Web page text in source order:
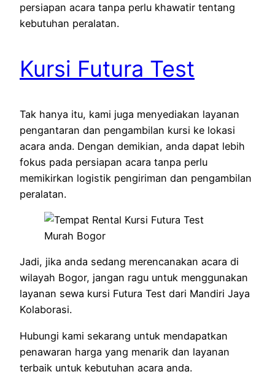
persiapan acara tanpa perlu khawatir tentang
kebutuhan peralatan.
Kursi Futura Test
Tak hanya itu, kami juga menyediakan layanan
pengantaran dan pengambilan kursi ke lokasi
acara anda. Dengan demikian, anda dapat lebih
fokus pada persiapan acara tanpa perlu
memikirkan logistik pengiriman dan pengambilan
peralatan.
Jadi, jika anda sedang merencanakan acara di
wilayah Bogor, jangan ragu untuk menggunakan
layanan sewa kursi Futura Test dari Mandiri Jaya
Kolaborasi.
Hubungi kami sekarang untuk mendapatkan
penawaran harga yang menarik dan layanan
terbaik untuk kebutuhan acara anda.